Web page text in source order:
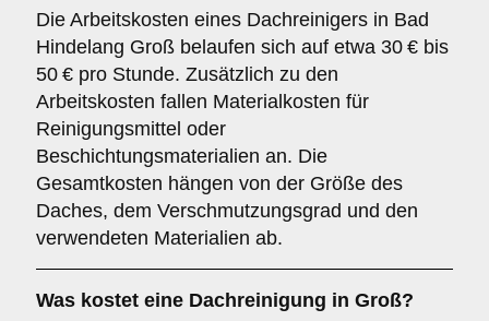
Die Arbeitskosten eines Dachreinigers in Bad
Hindelang Groß belaufen sich auf etwa 30 € bis
50 € pro Stunde. Zusätzlich zu den
Arbeitskosten fallen Materialkosten für
Reinigungsmittel oder
Beschichtungsmaterialien an. Die
Gesamtkosten hängen von der Größe des
Daches, dem Verschmutzungsgrad und den
verwendeten Materialien ab.
Was kostet eine Dachreinigung in Groß?